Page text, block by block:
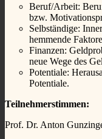
Beruf/Arbeit:
bzw.
Selbständige:
hemmende
Finanzen:
neue Wege des
Potentiale:
Potentiale.
Teilnehmerstimmen:
Prof. Dr. Anton